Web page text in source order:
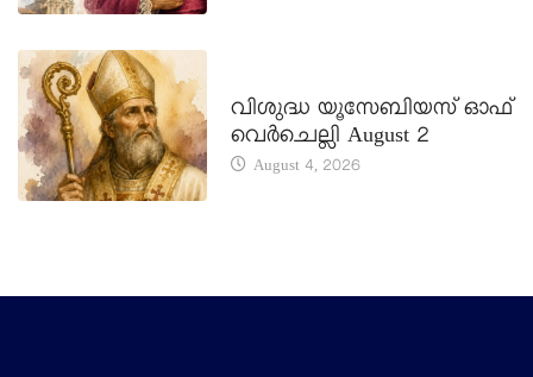
വിശുദ്ധ യൂസേബിയസ് ഓഫ്
വെർചെല്ലി August 2
August 4, 2026